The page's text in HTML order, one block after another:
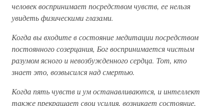
человек воспринимает посредством чувств, ее нельзя
увидеть физическими глазами.
Когда вы входите в состояние медитации посредством
постоянного созерцания, Бог воспринимается чистым
разумом ясного и невозбужденного сердца. Тот, кто
знает это, возвысился над смертью.
Когда пять чувств и ум останавливаются, и интеллект
также прекращает свои усилия, возникает состояние,